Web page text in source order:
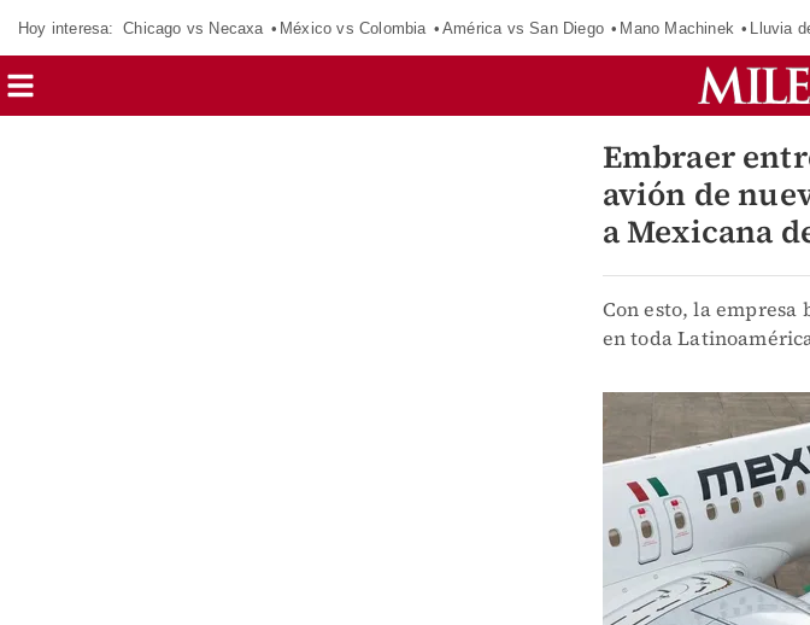
Hoy interesa: Chicago vs Necaxa México vs Colombia América vs San Diego Mano Machinek Lluvia
Embraer
avión de
a Mexicana
Con esto, la empresa
en toda